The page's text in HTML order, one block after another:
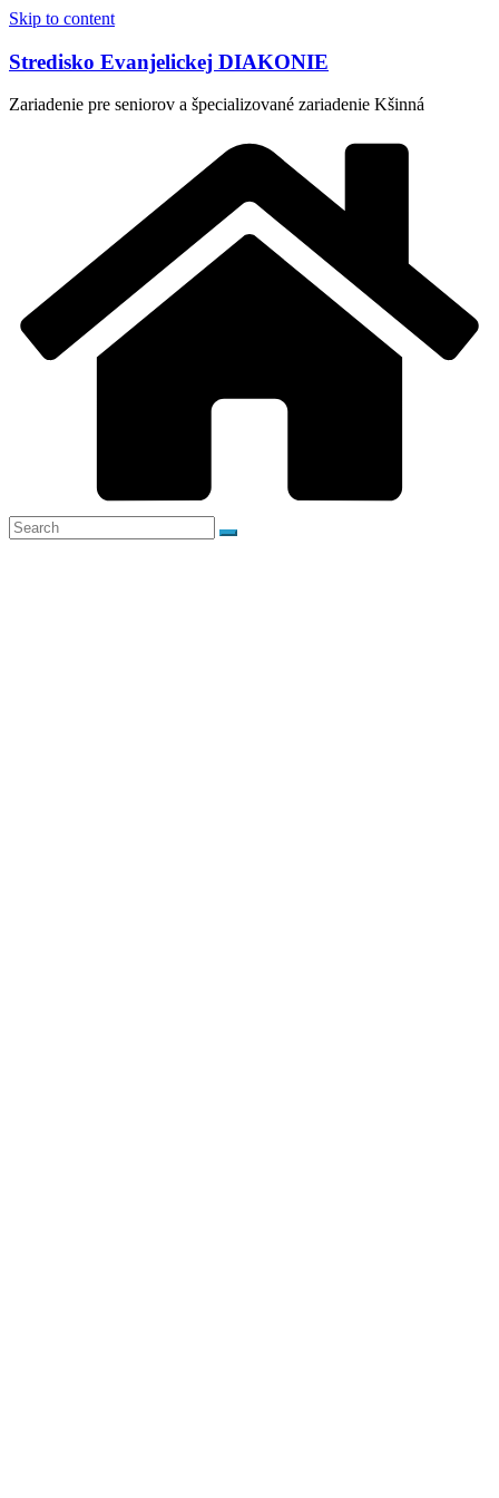
Skip to content
Stredisko Evanjelickej DIAKONIE
Zariadenie pre seniorov a špecializované zariadenie Kšinná